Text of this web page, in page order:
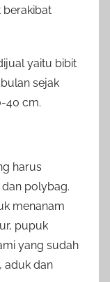
berakibat
yaitu bibit
sejak
40 cm.
harus
polybag.
menanam
pupuk
yang sudah
aduk dan